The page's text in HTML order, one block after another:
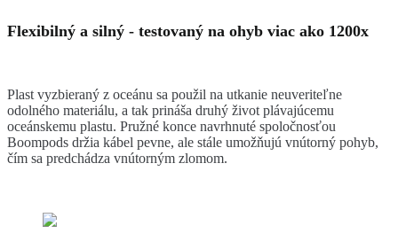
Flexibilný a silný - testovaný na ohyb viac ako 1200x
Plast vyzbieraný z oceánu sa použil na utkanie neuveriteľne
odolného materiálu, a tak prináša druhý život plávajúcemu
oceánskemu plastu. Pružné konce navrhnuté spoločnosťou
Boompods držia kábel pevne, ale stále umožňujú vnútorný pohyb,
čím sa predchádza vnútorným zlomom.